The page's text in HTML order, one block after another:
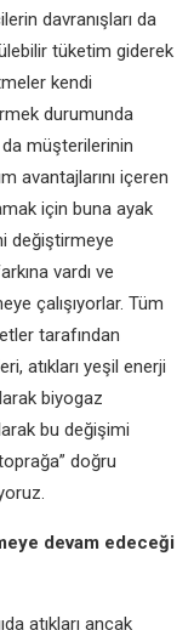
davranışları da
tüketim giderek
kendi
durumunda
müşterilerinin
avantajlarını içeren
için buna ayak
değiştirmeye
vardı ve
çalışıyorlar. Tüm
tarafından
atıkları yeşil enerji
biyogaz
bu değişimi
doğru
devam edeceği
atıkları ancak